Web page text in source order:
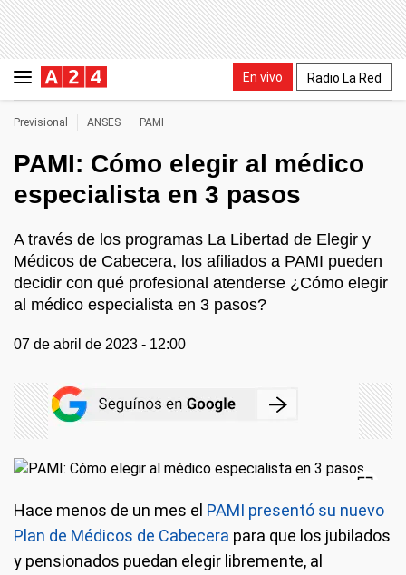
En vivo Radio La Red
Previsional ANSES PAMI
PAMI: Cómo elegir al médico
especialista en 3 pasos
A través de los programas La Libertad de Elegir y
Médicos de Cabecera, los afiliados a PAMI pueden
decidir con qué profesional atenderse ¿Cómo elegir
al médico especialista en 3 pasos?
07 de abril de 2023 - 12:00
Hace menos de un mes el PAMI presentó su nuevo
Plan de Médicos de Cabecera para que los jubilados
y pensionados puedan elegir libremente, al